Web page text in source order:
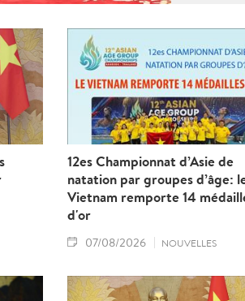
matière
de
12es Championnat d’Asie de
natation par groupes d’âge:
Vietnam remporte 14
d'or
07/08/2026 NOUVELLES